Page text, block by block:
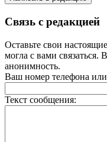
Связь с редакцией
Оставьте свои
могла с вами связаться.
анонимность.
Ваш номер телефона
Текст сообщения: